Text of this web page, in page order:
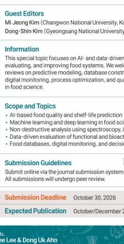
o
antioxidant
comprising
pigmented or
Shim2,Chang-Ki
▼
Sep 27, 2021; Accepted:
고추장(K1)과 곰팡이 균주별 유
K6)에 대해 숙성중의 아미노태
및 항산화활성을 비교하였
for a day.